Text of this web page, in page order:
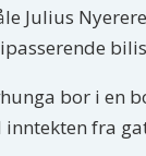
Julius
bor i en
inntekten fra